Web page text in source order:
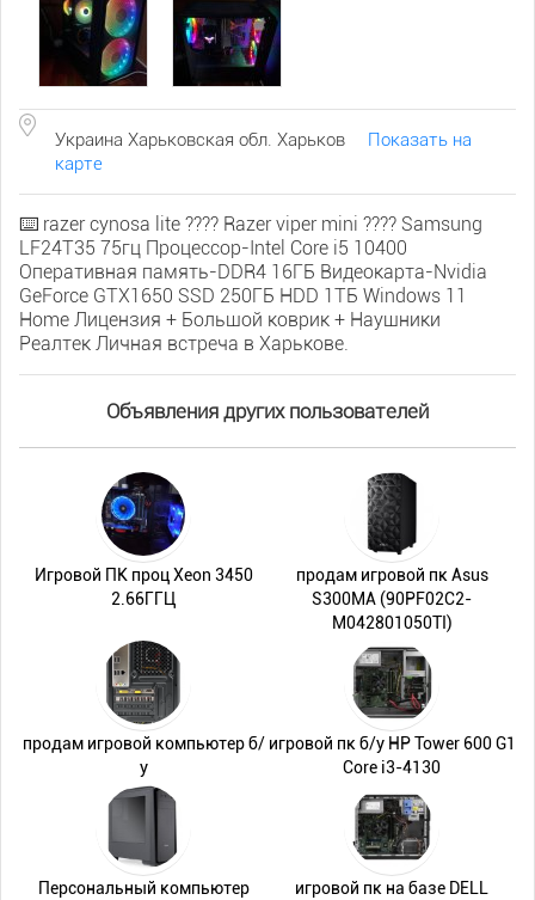
Украина Харьковская обл. Харьков
Показать на
карте
⌨️ razer cynosa lite ???? Razer viper mini ????️ Samsung
LF24T35 75гц Процессор-Intel Core i5 10400
Оперативная память-DDR4 16ГБ Видеокарта-Nvidia
GeForce GTX1650 SSD 250ГБ HDD 1ТБ Windows 11
Home Лицензия + Большой коврик + Наушники
Реалтек Личная встреча в Харькове.
Объявления других пользователей
Игровой ПК проц Xeon 3450
2.66ГГЦ
продам игровой пк Asus
S300MA (90PF02C2-
M042801050TI)
продам игровой компьютер б/
у
игровой пк б/у HP Tower 600 G1
Core i3-4130
Персональный компьютер
игровой пк на базе DELL